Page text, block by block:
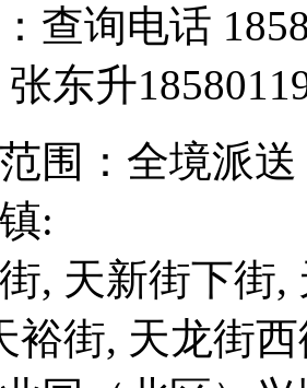
查询电话
东升
围：全境派送
:
, 天新街下街,
裕街, 天龙街